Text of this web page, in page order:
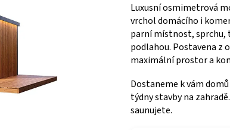
Luxusní osmimetrová
vrchol domácího i
parní místnost, sprchu,
podlahou. Postavena z
maximální prostor a
Dostaneme k vám
týdny stavby na
saunujete.